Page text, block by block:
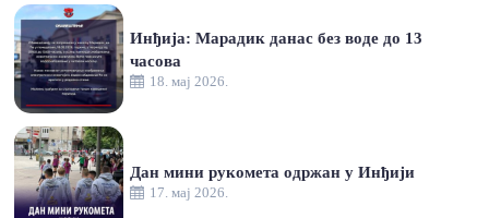
18. мај 2026.
Инђија: Марадик данас без воде до 13
часова
17. мај 2026.
Дан мини рукомета одржан у Инђији